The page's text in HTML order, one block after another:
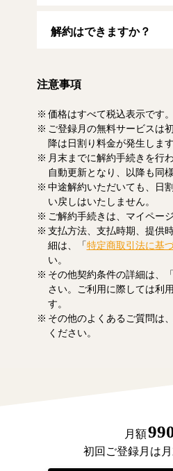
ンのご利用期間は、マイ
解約はできますか？
事をお読みいただけます。
注意事項
価格はすべて税込表示です。
ご登録月の無料サービスは
降は日割り料金が発生します
月末までに解約手続きを行
自動更新となり、以降も同様
中途解約いただいても、日
い戻しはいたしません。
ご解約手続きは、マイペー
支払方法、支払時期、提供
細は、「特定商取引法に基
い。
その他契約条件の詳細は、「
さい。ご利用に際しては利
す。
その他のよくあるご質問は、
ください。
月額
初回ご登録月は